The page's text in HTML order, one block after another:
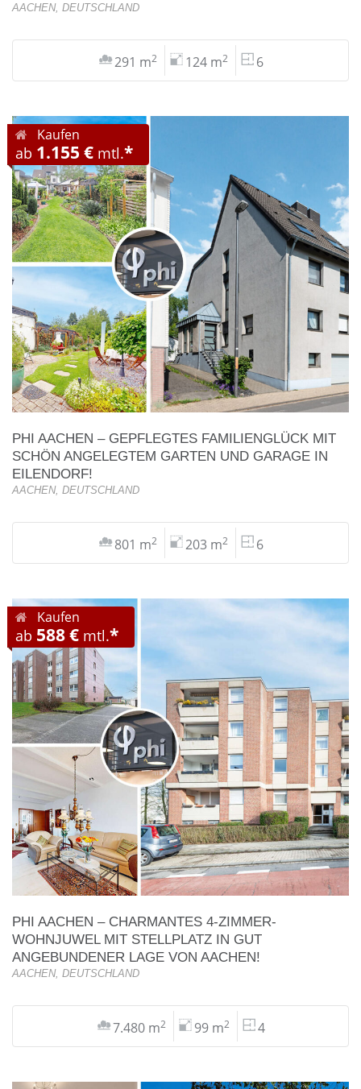
AACHEN, DEUTSCHLAND
291 m2 124 m2 6
Kaufen
ab 1.155 € mtl.*
PHI AACHEN – GEPFLEGTES FAMILIENGLÜCK MIT
SCHÖN ANGELEGTEM GARTEN UND GARAGE IN
EILENDORF!
AACHEN, DEUTSCHLAND
801 m2 203 m2 6
Kaufen
ab 588 € mtl.*
PHI AACHEN – CHARMANTES 4-ZIMMER-
WOHNJUWEL MIT STELLPLATZ IN GUT
ANGEBUNDENER LAGE VON AACHEN!
AACHEN, DEUTSCHLAND
7.480 m2 99 m2 4